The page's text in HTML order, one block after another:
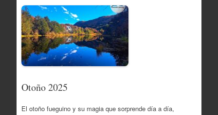
Otoño 2025
El otoño fueguino y su magia que sorprende día a día,